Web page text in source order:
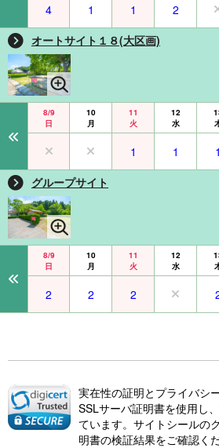
4 1 1 2
オートサイト１８(大区画)
8/9
日
10
月
11
火
12
水
1 1 1
グループサイト
8/9
日
10
月
11
火
12
水
2 2 2
実在性の証明とプライバシ
SSLサーバ証明書を使用し
ています。サイトシールの
明書の検証結果をご確認く